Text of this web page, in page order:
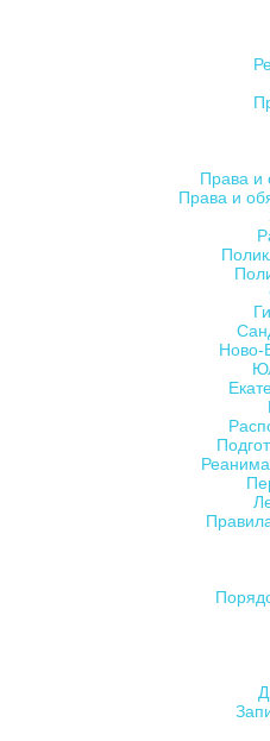
Права и
Права и
Ново-